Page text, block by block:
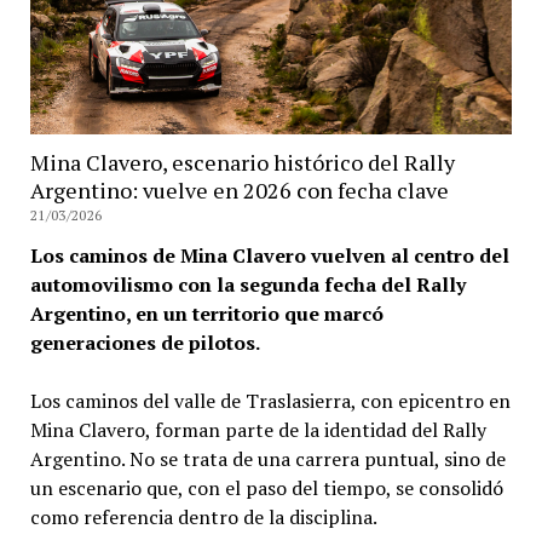
Mina Clavero, escenario histórico del Rally
Argentino: vuelve en 2026 con fecha clave
21/03/2026
Los caminos de Mina Clavero vuelven al centro del
automovilismo con la segunda fecha del Rally
Argentino, en un territorio que marcó
generaciones de pilotos.
Los caminos del valle de Traslasierra, con epicentro en
Mina Clavero, forman parte de la identidad del Rally
Argentino. No se trata de una carrera puntual, sino de
un escenario que, con el paso del tiempo, se consolidó
como referencia dentro de la disciplina.